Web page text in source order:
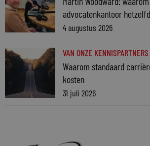
advocatenkantoor
4 augustus 2026
VAN ONZE KENNISPARTNERS
Waarom standaard
kosten
31 juli 2026